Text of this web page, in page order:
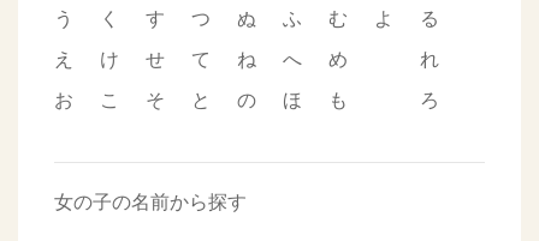
う
え
お
く
け
こ
す
せ
そ
つ
て
と
ぬ
ね
の
ふ
へ
ほ
む
め
も
よ
る
れ
ろ
女の子の名前から探す